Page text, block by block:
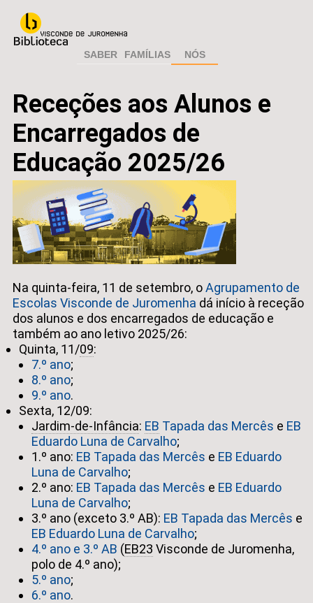
SABER FAMÍLIAS NÓS
Receções aos Alunos e
Encarregados de
Educação 2025/26
Na quinta-feira, 11 de setembro, oAgrupamento de
Escolas Visconde de Juromenha dá início à receção
dos alunos e dos encarregados de educação e
também ao ano letivo 2025/26:
Quinta, 11/09:
7.º ano;
8.º ano;
9.º ano.
Sexta, 12/09:
Jardim-de-Infância: EB Tapada das Mercês e EB
Eduardo Luna de Carvalho;
1.º ano: EB Tapada das Mercês e EB Eduardo
Luna de Carvalho;
2.º ano: EB Tapada das Mercês e EB Eduardo
Luna de Carvalho;
3.º ano (exceto 3.º AB): EB Tapada das Mercês e
EB Eduardo Luna de Carvalho;
4.º ano e 3.º AB (EB23 Visconde de Juromenha,
polo de 4.º ano);
5.º ano;
6.º ano.